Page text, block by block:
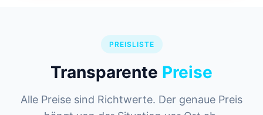
PREISLISTE
Transparente Preise
Alle Preise sind Richtwerte. Der genaue Preis